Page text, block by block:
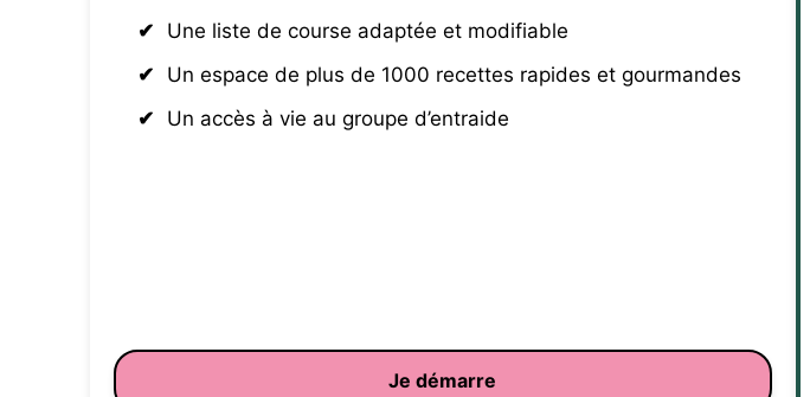
Une liste de course adaptée et modifiable
Un espace de plus de 1000 recettes rapides et gourmandes
Un accès à vie au groupe d’entraide
Je démarre